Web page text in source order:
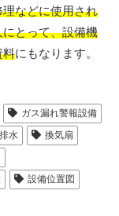
などに使用され
とって、設備機
料にもなります。
ガス漏れ警報設備
排水
換気扇
設備位置図